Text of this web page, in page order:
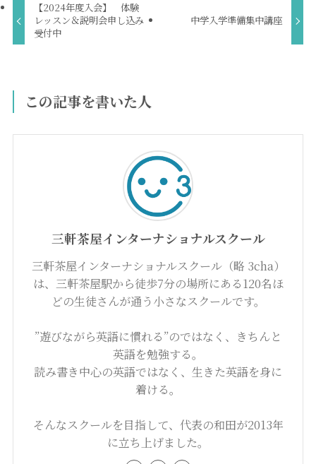
【2024年度入会】 体験
レッスン＆説明会申し込み
受付中
中学入学準備集中講座
この記事を書いた人
三軒茶屋インターナショナルスクール
三軒茶屋インターナショナルスクール（略 3cha）
は、三軒茶屋駅から徒歩7分の場所にある120名ほ
どの生徒さんが通う小さなスクールです。
”遊びながら英語に慣れる”のではなく、きちんと
英語を勉強する。
読み書き中心の英語ではなく、生きた英語を身に
着ける。
そんなスクールを目指して、代表の和田が2013年
に立ち上げました。